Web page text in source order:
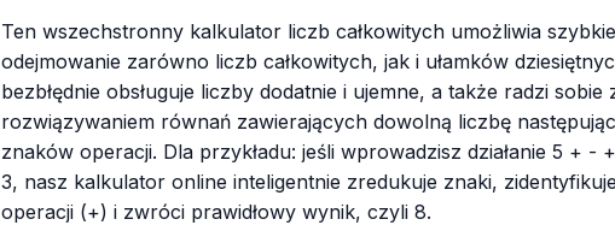
Ten wszechstronny kalkulator liczb całkowitych umożliwia
odejmowanie zarówno liczb całkowitych, jak i ułamków
bezbłędnie obsługuje liczby dodatnie i ujemne, a także radzi sobie
rozwiązywaniem równań zawierających dowolną liczbę
znaków operacji. Dla przykładu: jeśli wprowadzisz działanie 5 +
3, nasz kalkulator online inteligentnie zredukuje znaki,
operacji (+) i zwróci prawidłowy wynik, czyli 8.